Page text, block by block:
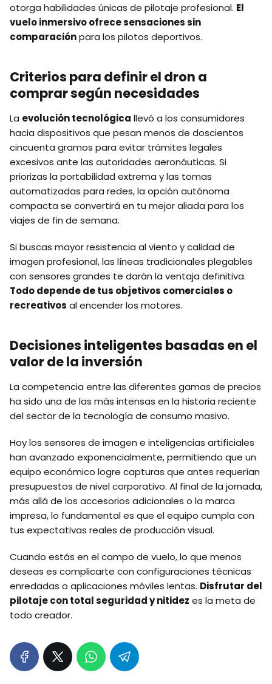
otorga habilidades únicas de pilotaje profesional. El
vuelo inmersivo ofrece sensaciones sin
comparaciónpara los pilotos deportivos.
Criterios para definir el dron a
comprar según necesidades
La evolución tecnológica llevó a los consumidores
hacia dispositivos que pesan menos de doscientos
cincuenta gramos para evitar trámites legales
excesivos ante las autoridades aeronáuticas. Si
priorizas la portabilidad extrema y las tomas
automatizadas para redes, la opción autónoma
compacta se convertirá en tu mejor aliada para los
viajes de fin de semana.
Si buscas mayor resistencia al viento y calidad de
imagen profesional, las líneas tradicionales plegables
con sensores grandes te darán la ventaja definitiva.
Todo depende de tus objetivos comerciales o
recreativos al encender los motores.
Decisiones inteligentes basadas en el
valor de la inversión
La competencia entre las diferentes gamas de precios
ha sido una de las más intensas en la historia reciente
del sector de la tecnología de consumo masivo.
Hoy los sensores de imagen e inteligencias artificiales
han avanzado exponencialmente, permitiendo que un
equipo económico logre capturas que antes requerían
presupuestos de nivel corporativo. Al final de la jornada,
más allá de los accesorios adicionales o la marca
impresa, lo fundamental es que el equipo cumpla con
tus expectativas reales de producción visual.
Cuando estás en el campo de vuelo, lo que menos
deseas es complicarte con configuraciones técnicas
enredadas o aplicaciones móviles lentas. Disfrutar del
pilotaje con total seguridad y nitidez es la meta de
todo creador.